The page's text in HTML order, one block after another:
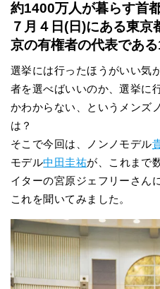
約1400万人が暮らす首
７月４日(日)にある東
京の有権者の代表である
選挙には行ったほうがいい気
者を選べばいいのか、選挙に
かわからない、というメンズ
は？
そこで今回は、ノンノモデル
モデル中田圭祐が、これまで
イターの宮原ジェフリーさん
これを聞いてみました。